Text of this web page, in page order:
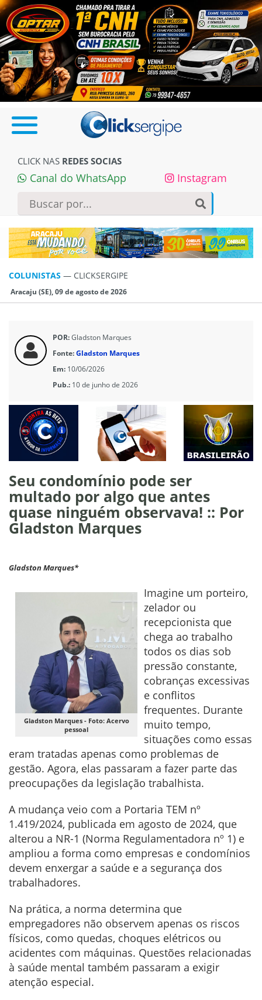
CLICK NAS REDES SOCIAS
Canal do WhatsApp Instagram
COLUNISTAS — CLICKSERGIPE
Aracaju (SE), 09 de agosto de 2026
POR:Gladston Marques
Fonte:Gladston Marques
Em: 10/06/2026
Pub.: 10 de junho de 2026
Seu condomínio pode ser
multado por algo que antes
quase ninguém observava! :: Por
Gladston Marques
Gladston Marques*
Gladston Marques - Foto: Acervo
pessoal
Imagine um porteiro,
zelador ou
recepcionista que
chega ao trabalho
todos os dias sob
pressão constante,
cobranças excessivas
e conflitos
frequentes. Durante
muito tempo,
situações como essas
eram tratadas apenas como problemas de
gestão. Agora, elas passaram a fazer parte das
preocupações da legislação trabalhista.
A mudança veio com a Portaria TEM nº
1.419/2024, publicada em agosto de 2024, que
alterou a NR-1 (Norma Regulamentadora nº 1) e
ampliou a forma como empresas e condomínios
devem enxergar a saúde e a segurança dos
trabalhadores.
Na prática, a norma determina que
empregadores não observem apenas os riscos
físicos, como quedas, choques elétricos ou
acidentes com máquinas. Questões relacionadas
à saúde mental também passaram a exigir
atenção especial.